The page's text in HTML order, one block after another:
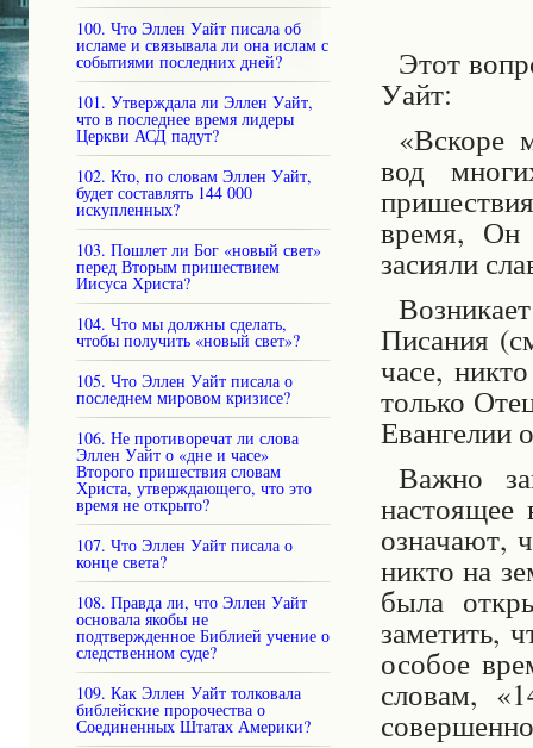
100. Что Эллен Уайт писала об
исламе и связывала ли она ислам с
событиями последних дней?
101. Утверждала ли Эллен Уайт,
что в последнее время лидеры
Церкви АСД падут?
102. Кто, по словам Эллен Уайт,
будет составлять 144 000
искупленных?
103. Пошлет ли Бог «новый свет»
перед Вторым пришествием
Иисуса Христа?
104. Что мы должны сделать,
чтобы получить «новый свет»?
105. Что Эллен Уайт писала о
последнем мировом кризисе?
106. Не противоречат ли слова
Эллен Уайт о «дне и часе»
Второго пришествия словам
Христа, утверждающего, что это
время не открыто?
107. Что Эллен Уайт писала о
конце света?
108. Правда ли, что Эллен Уайт
основала якобы не
подтвержденное Библией учение о
следственном суде?
109. Как Эллен Уайт толковала
библейские пророчества о
Соединенных Штатах Америки?
Этот
Уайт:
«Вскоре
вод
время,
засияли
Писания
часе,
только
Евангелии
Важно
означают,
никто на
была
заметить,
особое
словам,